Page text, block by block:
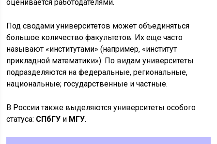
оценивается работодателями.
Под сводами университетов может объединяться
большое количество факультетов. Их еще часто
называют «институтами» (например, «институт
прикладной математики»). По видам университеты
подразделяются на федеральные, региональные,
национальные; государственные и частные.
В России также выделяются университеты особого
статуса: СПбГУ и МГУ.